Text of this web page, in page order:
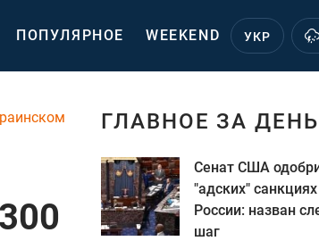
ПОПУЛЯРНОЕ WEEKEND УКР
ГЛАВНОЕ ЗА ДЕНЬ
Сенат США
"адских"
России: назван
шаг